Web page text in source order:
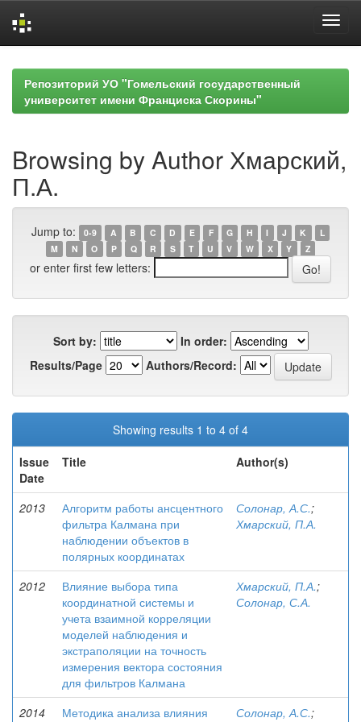
navigationРепозиторий УО "Гомельский государственный
университет имени Франциска Скорины"
Browsing by Author Хмарский,
П.А.
Jump to: 0-9 A B C D E F G H I J K
L
M
N O P Q R S T U V W X Y Z
or enter first few letters:
Sort by:
In order:
Results/Page
Authors/Record:
Showing results 1 to 4 of 4
Issue
Date
Title Author(s)
2013
Алгоритм работы ансцентного
фильтра Калмана при
наблюдении объектов в
полярных координатах
Солонар, А.С.;
Хмарский, П.А.
2012
Влияние выбора типа
координатной системы и
учета взаимной корреляции
моделей наблюдения и
экстраполяции на точность
измерения вектора состояния
для фильтров Калмана
Хмарский, П.А.;
Солонар, С.А.
2014
Методика анализа влияния
Солонар, А.С.;